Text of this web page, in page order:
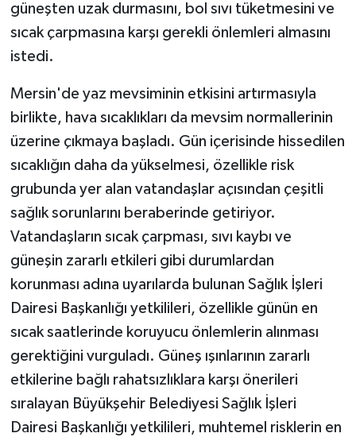
güneşten uzak durmasını, bol sıvı tüketmesini ve
sıcak çarpmasına karşı gerekli önlemleri almasını
istedi.
Mersin'de yaz mevsiminin etkisini artırmasıyla
birlikte, hava sıcaklıkları da mevsim normallerinin
üzerine çıkmaya başladı. Gün içerisinde hissedilen
sıcaklığın daha da yükselmesi, özellikle risk
grubunda yer alan vatandaşlar açısından çeşitli
sağlık sorunlarını beraberinde getiriyor.
Vatandaşların sıcak çarpması, sıvı kaybı ve
güneşin zararlı etkileri gibi durumlardan
korunması adına uyarılarda bulunan Sağlık İşleri
Dairesi Başkanlığı yetkilileri, özellikle günün en
sıcak saatlerinde koruyucu önlemlerin alınması
gerektiğini vurguladı. Güneş ışınlarının zararlı
etkilerine bağlı rahatsızlıklara karşı önerileri
sıralayan Büyükşehir Belediyesi Sağlık İşleri
Dairesi Başkanlığı yetkilileri, muhtemel risklerin en